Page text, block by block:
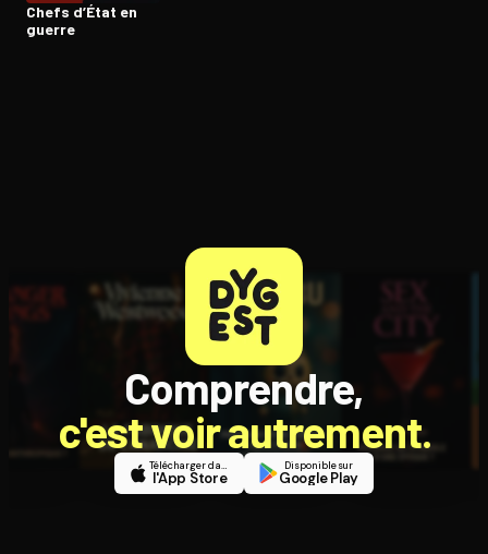
Chefs d’État en
guerre
Comprendre,
c'est voir autrement.
Télécharger dans
l'App Store
Disponible sur
Google Play